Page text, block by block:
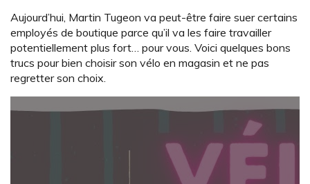
Aujourd’hui, Martin Tugeon va peut-être faire suer certains
employés de boutique parce qu’il va les faire travailler
potentiellement plus fort… pour vous. Voici quelques bons
trucs pour bien choisir son vélo en magasin et ne pas
regretter son choix.